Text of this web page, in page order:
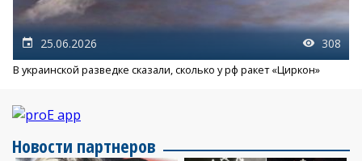
25.06.2026 308
В украинской разведке сказали, сколько у рф ракет «Циркон»
Новости партнеров